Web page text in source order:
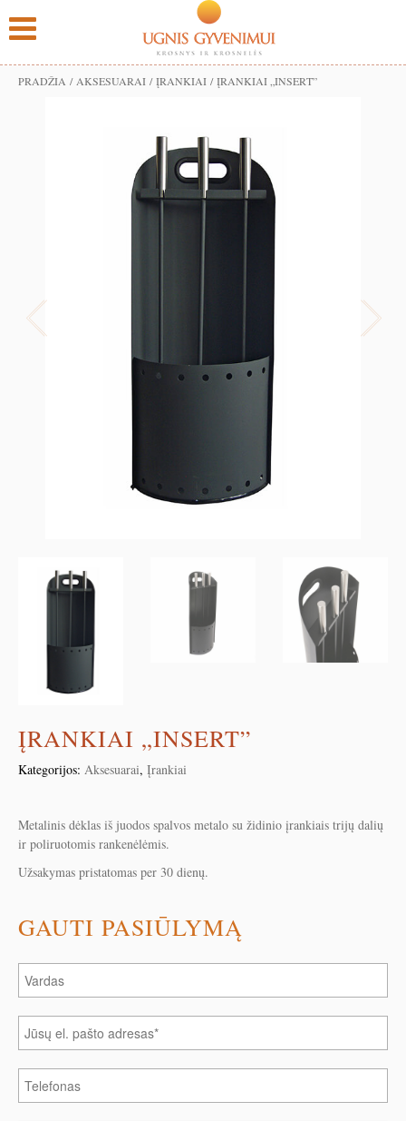
PRADŽIA / AKSESUARAI /ĮRANKIAI / ĮRANKIAI „INSERT”
ĮRANKIAI „INSERT”
Kategorijos: Aksesuarai, Įrankiai
Metalinis dėklas iš juodos spalvos metalo su židinio įrankiais trijų dalių
ir poliruotomis rankenėlėmis.
Užsakymas pristatomas per 30 dienų.
GAUTI PASIŪLYMĄ